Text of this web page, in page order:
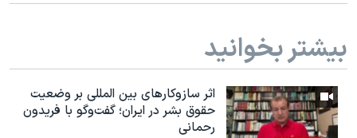
بیشتر بخوانید
اثر ساز‌و‌کارهای بین المللی بر وضعیت
حقوق بشر در ایران؛ گفت‌وگو با فریدون
رحمانی